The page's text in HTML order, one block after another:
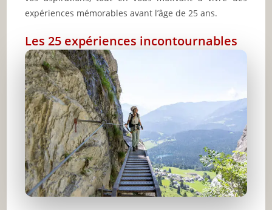
expériences mémorables avant l’âge de 25 ans.
Les 25 expériences incontournables